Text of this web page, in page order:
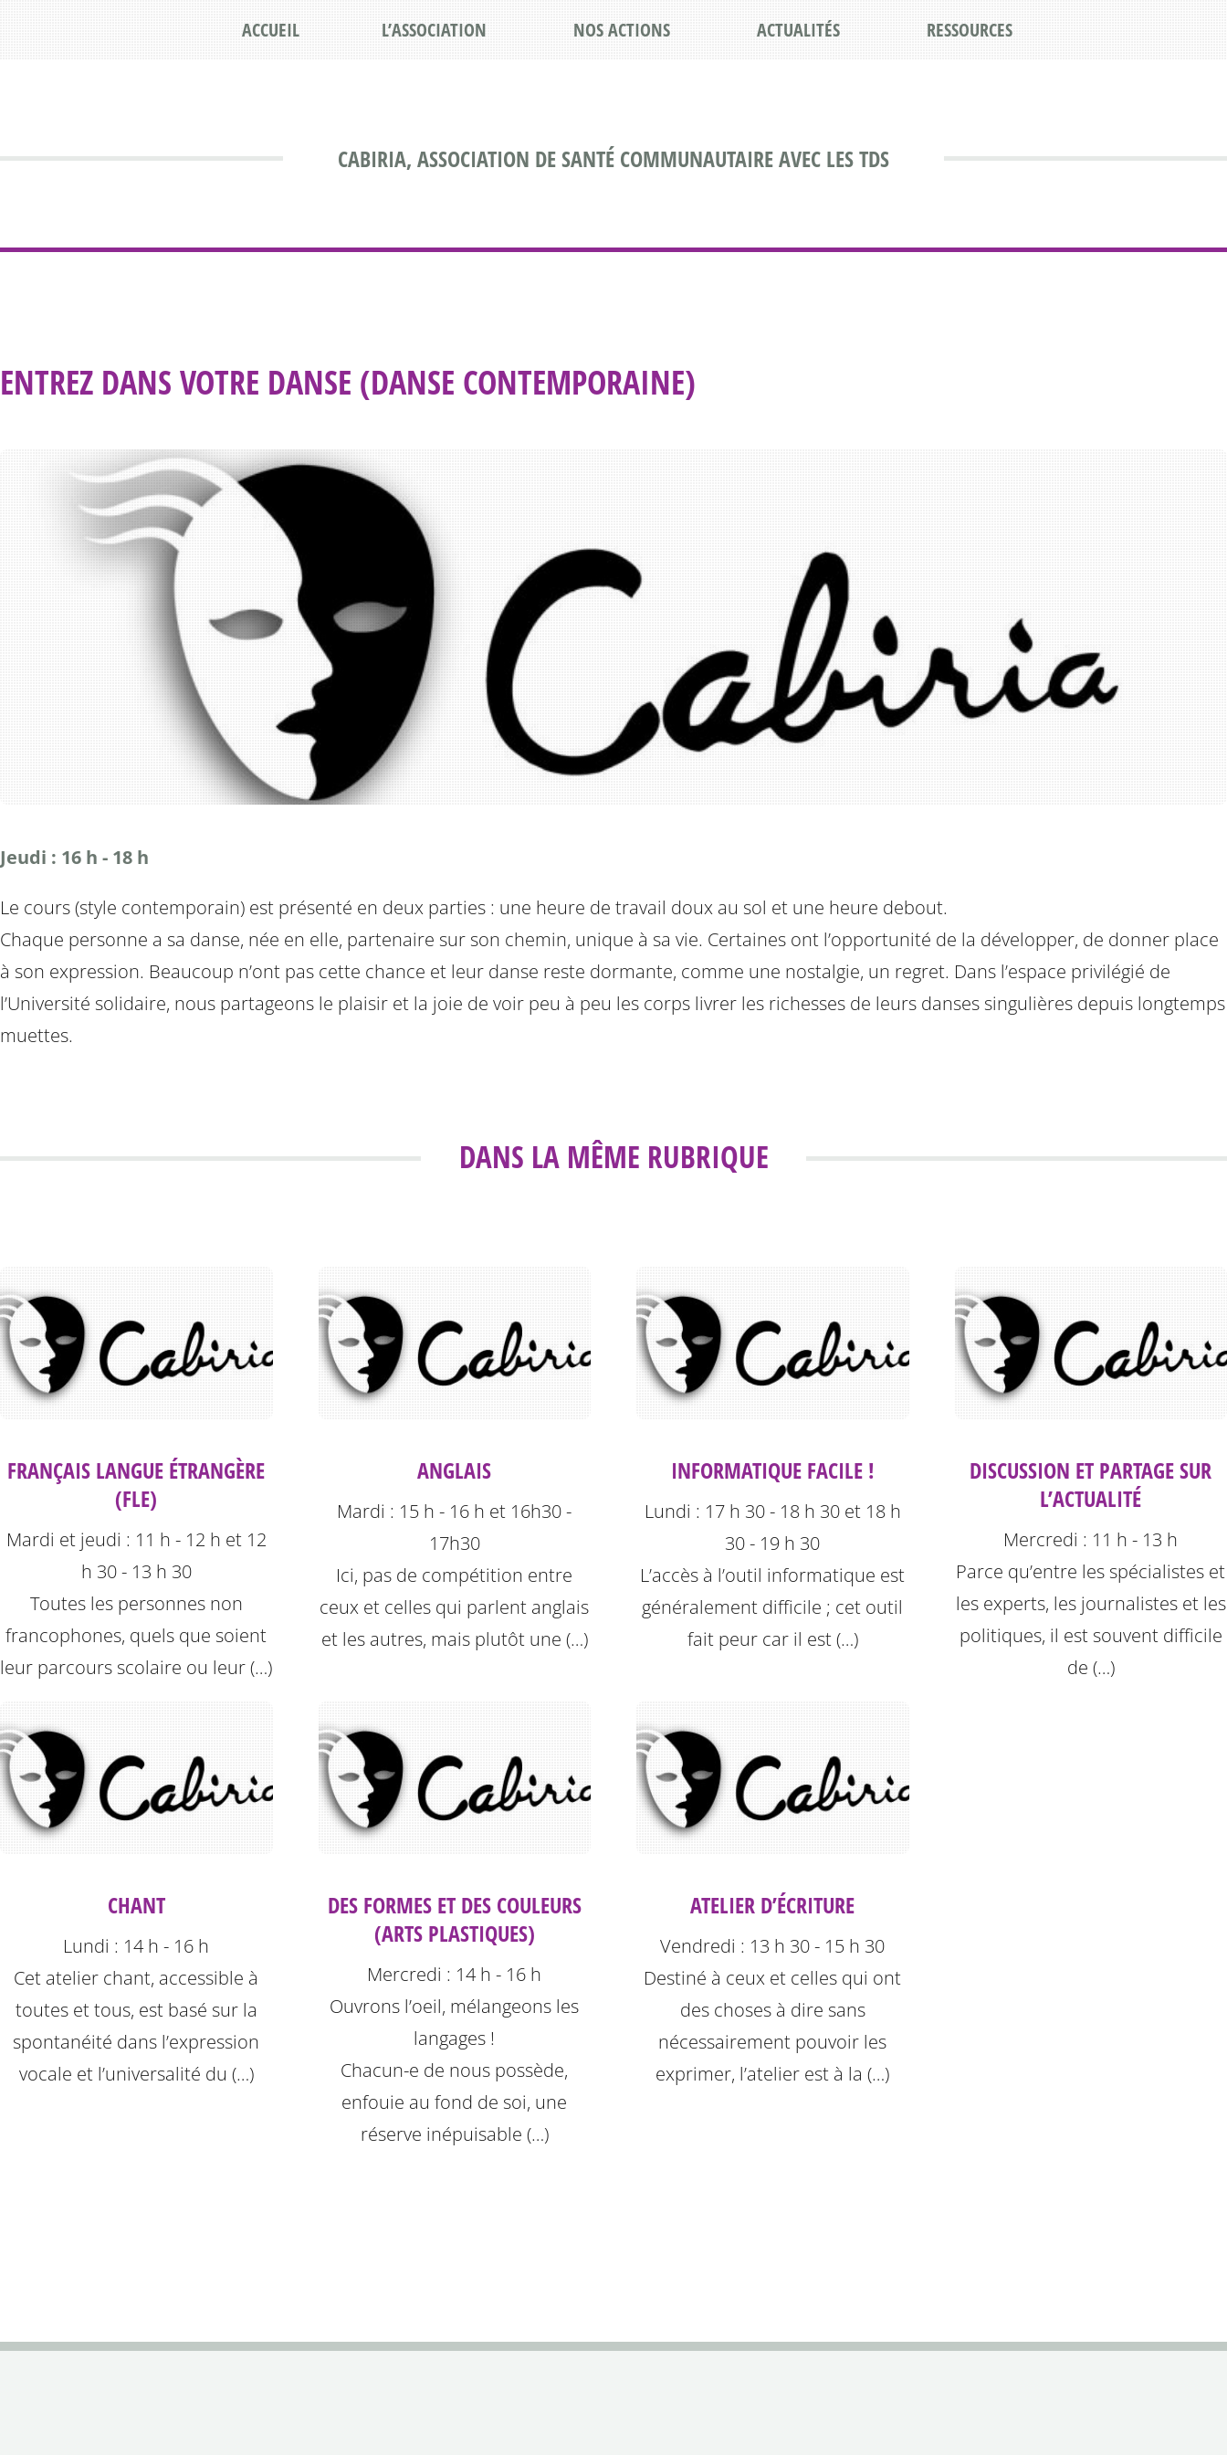
CABIRIA, ASSOCIATION DE SANTÉ COMMUNAUTAIRE AVEC LES TDS
ACCUEIL L’ASSOCIATION NOS ACTIONS ACTUALITÉS RESSOURCES
ENTREZ DANS VOTRE DANSE (DANSE CONTEMPORAINE)
Jeudi : 16 h - 18 h
Le cours (style contemporain) est présenté en deux parties : une heure de travail doux au sol et une heure debout.
Chaque personne a sa danse, née en elle, partenaire sur son chemin, unique à sa vie. Certaines ont l’opportunité de la développer, de donner place
à son expression. Beaucoup n’ont pas cette chance et leur danse reste dormante, comme une nostalgie, un regret. Dans l’espace privilégié de
l’Université solidaire, nous partageons le plaisir et la joie de voir peu à peu les corps livrer les richesses de leurs danses singulières depuis longtemps
muettes.
DANS LA MÊME RUBRIQUE
FRANÇAIS LANGUE ÉTRANGÈRE
(FLE)
Mardi et jeudi : 11 h - 12 h et 12
h 30 - 13 h 30
Toutes les personnes non
francophones, quels que soient
leur parcours scolaire ou leur (…)
ANGLAIS
Mardi : 15 h - 16 h et 16h30 -
17h30
Ici, pas de compétition entre
ceux et celles qui parlent anglais
et les autres, mais plutôt une (…)
INFORMATIQUE FACILE !
Lundi : 17 h 30 - 18 h 30 et 18 h
30 - 19 h 30
L’accès à l’outil informatique est
généralement difficile ; cet outil
fait peur car il est (…)
DISCUSSION ET PARTAGE SUR
L’ACTUALITÉ
Mercredi : 11 h - 13 h
Parce qu’entre les spécialistes et
les experts, les journalistes et les
politiques, il est souvent difficile
de (…)
CHANT
Lundi : 14 h - 16 h
Cet atelier chant, accessible à
toutes et tous, est basé sur la
spontanéité dans l’expression
vocale et l’universalité du (…)
DES FORMES ET DES COULEURS
(ARTS PLASTIQUES)
Mercredi : 14 h - 16 h
Ouvrons l’oeil, mélangeons les
langages !
Chacun-e de nous possède,
enfouie au fond de soi, une
réserve inépuisable (…)
ATELIER D’ÉCRITURE
Vendredi : 13 h 30 - 15 h 30
Destiné à ceux et celles qui ont
des choses à dire sans
nécessairement pouvoir les
exprimer, l’atelier est à la (…)